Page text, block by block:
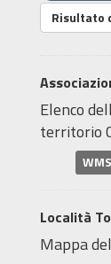
Risultato
Elenco
territorio
WMS
Località
Mappa